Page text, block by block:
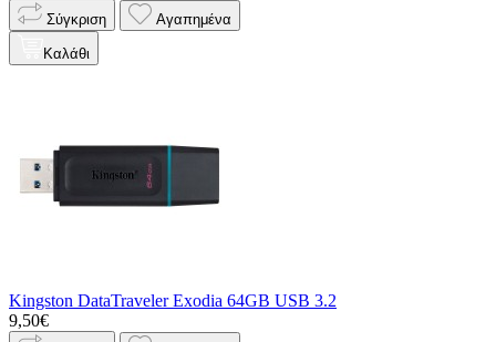
Σύγκριση Αγαπημένα
Καλάθι
Kingston DataTraveler Exodia 64GB USB 3.2
9,50€